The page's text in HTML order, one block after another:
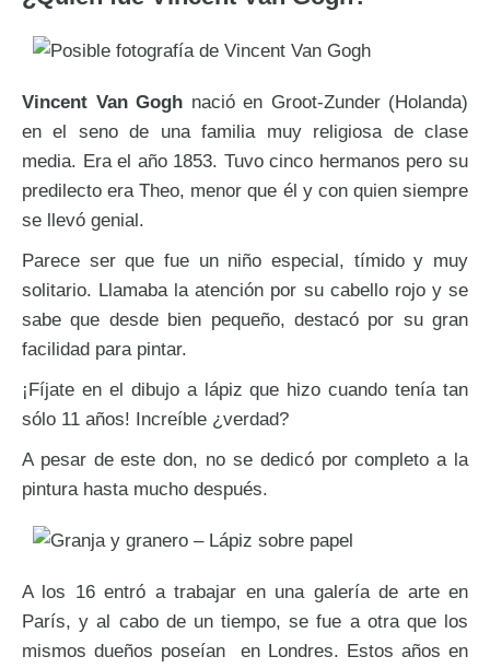
Vincent Van Gogh nació en Groot-Zunder (Holanda)
en el seno de una familia muy religiosa de clase
media. Era el año 1853. Tuvo cinco hermanos pero su
predilecto era Theo, menor que él y con quien siempre
se llevó genial.
Parece ser que fue un niño especial, tímido y muy
solitario. Llamaba la atención por su cabello rojo y se
sabe que desde bien pequeño, destacó por su gran
facilidad para pintar.
¡Fíjate en el dibujo a lápiz que hizo cuando tenía tan
sólo 11 años! Increíble ¿verdad?
A pesar de este don, no se dedicó por completo a la
pintura hasta mucho después.
A los 16 entró a trabajar en una galería de arte en
París, y al cabo de un tiempo, se fue a otra que los
mismos dueños poseían en Londres. Estos años en